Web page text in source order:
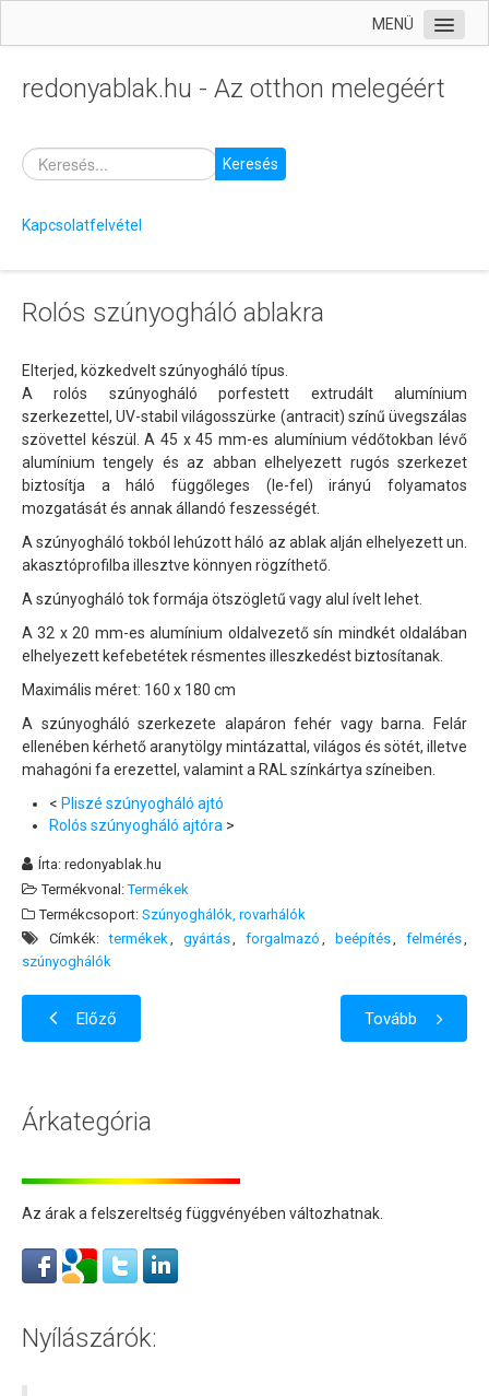
MENÜ
Termékek
Árnyékolás
Rolós szúnyogháló ablakra
Rolós szúnyogháló ajtóra
Szúnyogháló nyílóajtó
Szúnyogháló tetőablakra
Szúnyogháló tolóajtó
Szolgáltatásaink
Árajánlatkérés
Garancia
Tanácsok, segédletek
redonyablak.hu - Az otthon melegéért
Keresés
Kapcsolatfelvétel
Rolós szúnyogháló ablakra
Elterjed, közkedvelt szúnyogháló típus.
A rolós szúnyogháló porfestett extrudált alumínium
szerkezettel, UV-stabil világosszürke (antracit) színű üvegszálas
szövettel készül. A 45 x 45 mm-es alumínium védőtokban lévő
alumínium tengely és az abban elhelyezett rugós szerkezet
biztosítja a háló függőleges (le-fel) irányú folyamatos
mozgatását és annak állandó feszességét.
A szúnyogháló tokból lehúzott háló az ablak alján elhelyezett un.
akasztóprofilba illesztve könnyen rögzíthető.
A szúnyogháló tok formája ötszögletű vagy alul ívelt lehet.
A 32 x 20 mm-es alumínium oldalvezető sín mindkét oldalában
elhelyezett kefebetétek résmentes illeszkedést biztosítanak.
Maximális méret: 160 x 180 cm
A szúnyogháló szerkezete alapáron fehér vagy barna. Felár
ellenében kérhető aranytölgy mintázattal, világos és sötét, illetve
mahagóni fa erezettel, valamint a RAL színkártya színeiben.
< Pliszé szúnyogháló ajtó
Rolós szúnyogháló ajtóra >
Írta:redonyablak.hu
Termékvonal:Termékek
Termékcsoport: Szúnyoghálók, rovarhálók
Címkék:termékek gyártás forgalmazó beépítés
felmérés
szúnyoghálók
Előző Tovább
Árkategória
Az árak a felszereltség függvényében változhatnak.
Nyílászárók: